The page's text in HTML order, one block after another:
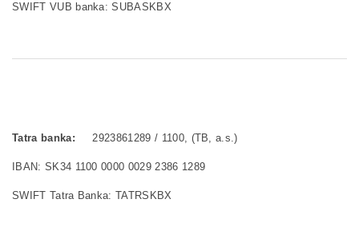
SWIFT VUB banka: SUBASKBX
Tatra banka: 2923861289 / 1100, (TB, a.s.)
IBAN: SK34 1100 0000 0029 2386 1289
SWIFT Tatra Banka: TATRSKBX